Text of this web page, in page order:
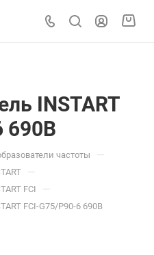
INSTART
690В
частоты —
—
FCI —
FCI-G75/P90-6 690В